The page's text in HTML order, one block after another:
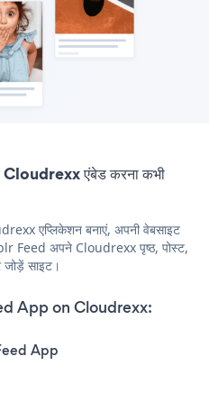
एंबेड करना कभी
एप्लिकेशन बनाएं, अपनी वेबसाइट
Feed अपने Cloudrexx पृष्ठ, पोस्ट,
जोड़ें साइट।
App on Cloudrexx:
App